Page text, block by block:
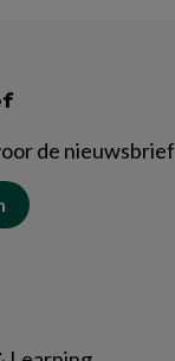
de nieuwsbrief